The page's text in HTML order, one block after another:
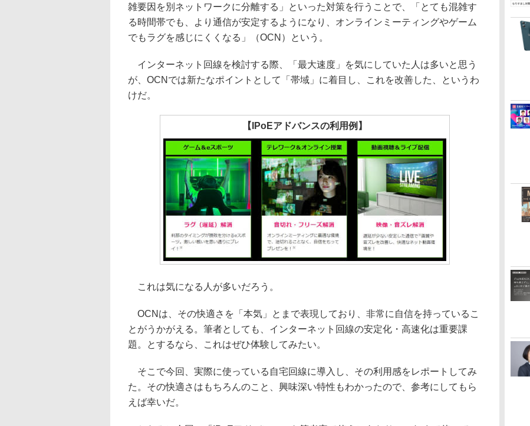
雑要因を別ネットワークに分離する」といった対策を行うことで、「とても混雑す
る時間帯でも、より通信が安定するようになり、オンラインミーティングやゲーム
でもラグを感じにくくなる」（OCN）という。
インターネット回線を検討する際、「最大速度」を気にしていた人は多いと思う
が、OCNでは新たなポイントとして「帯域」に着目し、これを改善した、というわ
けだ。
【IPoEアドバンスの利用例】
これは気になる人が多いだろう。
OCNは、その快適さを「本気」とまで表現しており、非常に自信を持っているこ
とがうかがえる。筆者としても、インターネット回線の安定化・高速化は重要課
題。とするなら、これはぜひ体験してみたい。
そこで今回、実際に使っている自宅回線に導入し、その利用感をレポートしてみ
た。その快適さはもちろんのこと、興味深い特性もわかったので、参考にしてもら
えば幸いだ。